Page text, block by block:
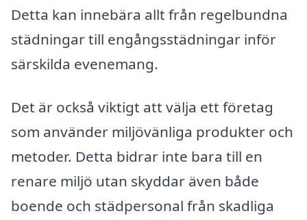
Detta kan innebära allt från regelbundna
städningar till engångsstädningar inför
särskilda evenemang.
Det är också viktigt att välja ett företag
som använder miljövänliga produkter och
metoder. Detta bidrar inte bara till en
renare miljö utan skyddar även både
boende och städpersonal från skadliga